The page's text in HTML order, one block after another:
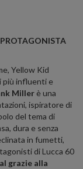
Yellow Kid
più influenti e
Miller è una
ispiratore di
del tema di
dura e senza
in fumetti,
di Lucca 60
grazie alla